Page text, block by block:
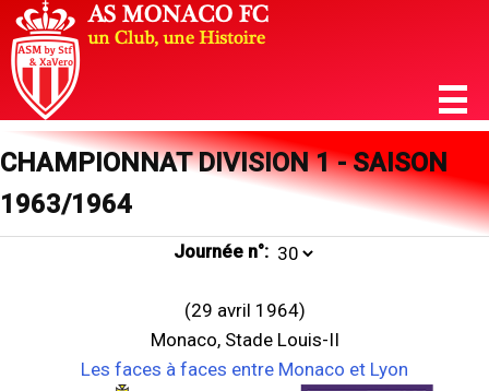
CHAMPIONNAT DIVISION 1 - SAISON
1963/1964
Journée n°:
(29 avril 1964)
Monaco, Stade Louis-II
Les faces à faces entre Monaco et Lyon